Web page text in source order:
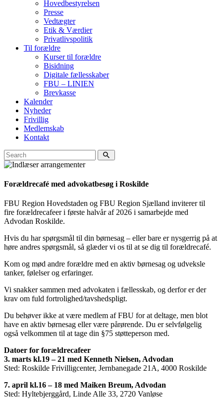
Hovedbestyrelsen
Presse
Vedtægter
Etik & Værdier
Privatlivspolitik
Til forældre
Kurser til forældre
Bisidning
Digitale fællesskaber
FBU – LINIEN
Brevkasse
Kalender
Nyheder
Frivillig
Medlemskab
Kontakt
Forældrecafé med advokatbesøg i Roskilde
FBU Region Hovedstaden og FBU Region Sjælland inviterer til
fire forældrecafeer i første halvår af 2026 i samarbejde med
Advodan Roskilde.
Hvis du har spørgsmål til din børnesag – eller bare er nysgerrig på at
høre andres spørgsmål, så glæder vi os til at se dig til forældrecafé.
Kom og mød andre forældre med en aktiv børnesag og udveksle
tanker, følelser og erfaringer.
Vi snakker sammen med advokaten i fællesskab, og derfor er der
krav om fuld fortrolighed/tavshedspligt.
Du behøver ikke at være medlem af FBU for at deltage, men blot
have en aktiv børnesag eller være pårørende. Du er selvfølgelig
også velkommen til at tage din §75 støtteperson med.
Datoer for forældrecafeer
3. marts kl.19 – 21 med Kenneth Nielsen, Advodan
Sted: Roskilde Frivilligcenter, Jernbanegade 21A, 4000 Roskilde
7. april kl.16 – 18 med Maiken Breum, Advodan
Sted: Hyltebjerggård, Linde Alle 33, 2720 Vanløse